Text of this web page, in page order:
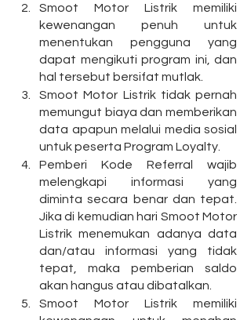
Smoot Motor Listrik memiliki
kewenangan penuh untuk
menentukan pengguna yang
dapat mengikuti program ini, dan
hal tersebut bersifat mutlak.
Smoot Motor Listrik tidak pernah
memungut biaya dan memberikan
data apapun melalui media sosial
untuk peserta Program Loyalty.
Pemberi Kode Referral wajib
melengkapi informasi yang
diminta secara benar dan tepat.
Jika di kemudian hari Smoot Motor
Listrik menemukan adanya data
dan/atau informasi yang tidak
tepat, maka pemberian saldo
akan hangus atau dibatalkan.
Smoot Motor Listrik memiliki